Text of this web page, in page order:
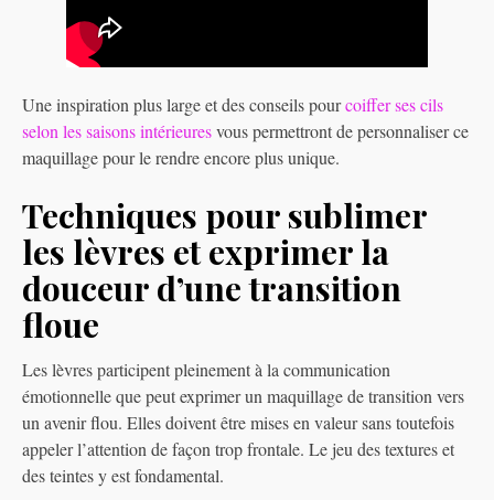
Une inspiration plus large et des conseils pourcoiffer ses cils
selon les saisons intérieuresvous permettront de personnaliser ce
maquillage pour le rendre encore plus unique.
Techniques pour sublimer
les lèvres et exprimer la
douceur d’une transition
floue
Les lèvres participent pleinement à la communication
émotionnelle que peut exprimer un maquillage de transition vers
un avenir flou. Elles doivent être mises en valeur sans toutefois
appeler l’attention de façon trop frontale. Le jeu des textures et
des teintes y est fondamental.